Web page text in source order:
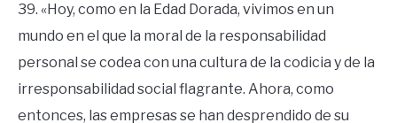
39. «Hoy, como en la Edad Dorada, vivimos en un
mundo en el que la moral de la responsabilidad
personal se codea con una cultura de la codicia y de la
irresponsabilidad social flagrante. Ahora, como
entonces, las empresas se han desprendido de su